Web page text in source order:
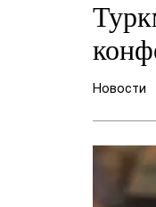
Новости